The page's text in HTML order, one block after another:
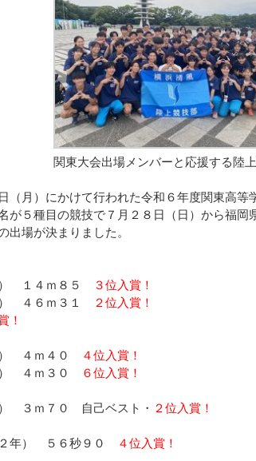
関東大会出場メンバーと応援する陸
月）にかけて行われた令和６年度関東高等
が５種目の競技で７月２８日（日）から福
出場が決まりました。
１４ｍ８５
３位入賞！
４６ｍ３１
２位入賞！
！
４ｍ４０ ４位入 賞！
ｍ３０
６位入賞！
３ｍ７０ 自己ベスト・ ２位入賞！
年） ５６秒９０ ４位入賞！